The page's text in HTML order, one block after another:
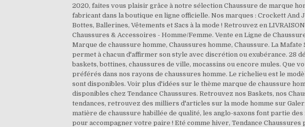
2020, faites vous plaisir grâce à notre sélection Chaussure de marque
fabricant dans la boutique en ligne officielle. Nos marques : Crockett And
Bottes, Ballerines, Vêtements et Sacs à la mode ! Retrouvez en
Chaussures & Accessoires - Homme/Femme. Vente en Ligne de
Marque de chaussure homme, Chaussures homme, Chaussure. La
permet à chacun d'affirmer son style avec discrétion ou exubérance. 28
baskets, bottines, chaussures de ville, mocassins ou encore mules. Que
préférés dans nos rayons de chaussures homme. Le richelieu est le
sont disponibles. Voir plus d'idées sur le thème marque de chaussure
disponibles chez Tendance Chaussures. Retrouvez nos Baskets, nos
tendances, retrouvez des milliers d'articles sur la mode homme sur
matière de chaussure habillée de qualité, les anglo-saxons font partie
pour accompagner votre paire ! Eté comme hiver, Tendance